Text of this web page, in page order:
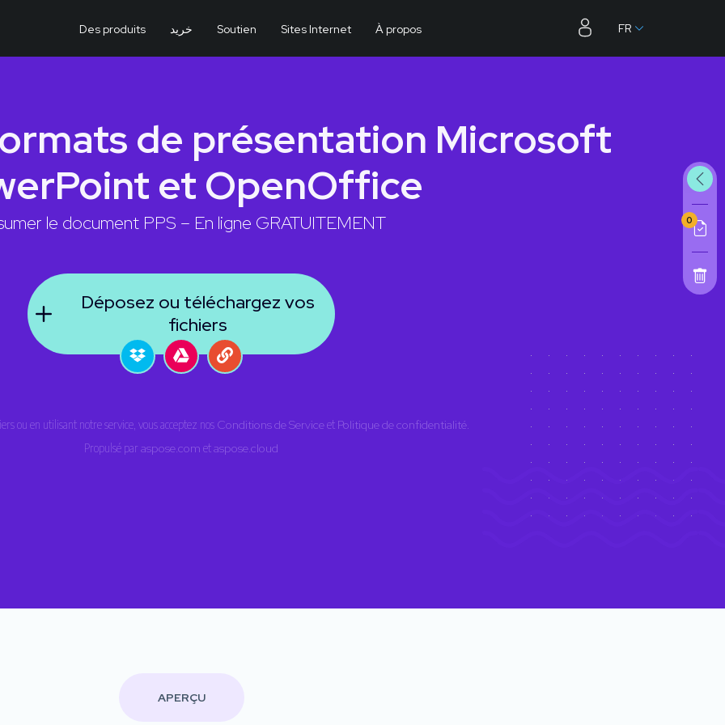
Des produits خرید Soutien Sites Internet À propos FR
0
de présentation Microsoft
et OpenOffice
le document PPS – En ligne GRATUITEMENT
Déposez ou téléchargez vos
fichiers
ou en utilisant notre service, vous acceptez nos Conditions de Serviceet Politique de confidentialité
Propulsé par aspose.com etaspose.cloud
APERÇU